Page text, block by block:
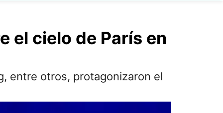
a
el cielo de París en
entre otros, protagonizaron el